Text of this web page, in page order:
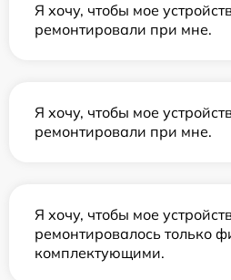
Я хочу, чтобы мое
ремонтировали при мне.
Я хочу, чтобы мое
ремонтировали при мне.
Я хочу, чтобы мое
ремонтировалось только
комплектующими.